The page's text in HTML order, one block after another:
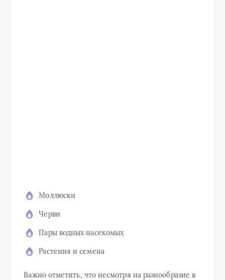
Моллюски
Черви
Пары водных насекомых
Растения и семена
Важно отметить, что несмотря на разнообразие в